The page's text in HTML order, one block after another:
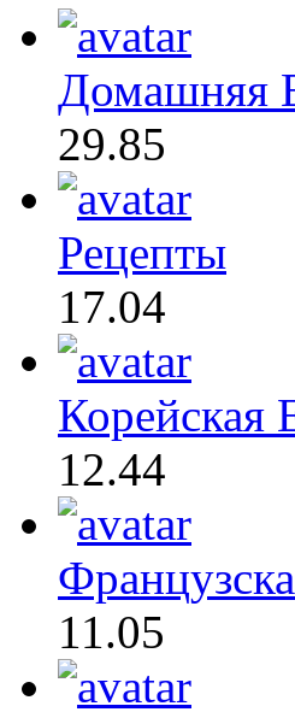
Домашняя
29.85
Рецепты
17.04
Корейская
12.44
11.05